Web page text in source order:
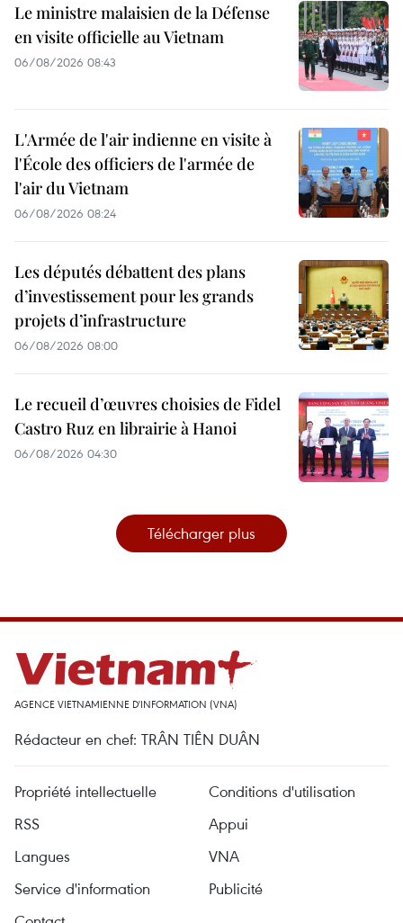
Le ministre malaisien de la Défense
en visite officielle au Vietnam
06/08/2026 08:43
L'Armée de l'air indienne en visite à
l'École des officiers de l'armée de
l'air du Vietnam
06/08/2026 08:24
Les députés débattent des plans
d’investissement pour les grands
projets d’infrastructure
06/08/2026 08:00
Le recueil d’œuvres choisies de Fidel
Castro Ruz en librairie à Hanoi
06/08/2026 04:30
Télécharger plus
AGENCE VIETNAMIENNE D'INFORMATION (VNA)
Rédacteur en chef: TRÂN TIÊN DUÂN
Propriété intellectuelle
Conditions d'utilisation
RSS
Appui
Langues
VNA
Service d'information
Publicité